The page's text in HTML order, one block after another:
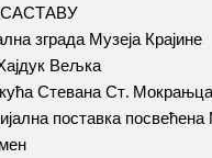
зграда Музеја Крајине
Вељка
Стевана Ст.
поставка